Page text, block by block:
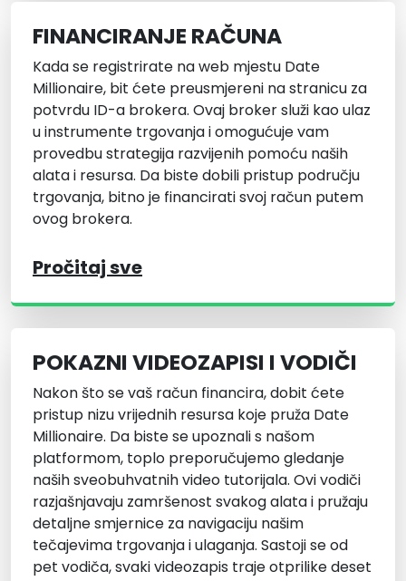
FINANCIRANJE RAČUNA
Kada se registrirate na web mjestu Date
Millionaire, bit ćete preusmjereni na stranicu za
potvrdu ID-a brokera. Ovaj broker služi kao ulaz
u instrumente trgovanja i omogućuje vam
provedbu strategija razvijenih pomoću naših
alata i resursa. Da biste dobili pristup području
trgovanja, bitno je financirati svoj račun putem
ovog brokera.
Pročitaj sve
POKAZNI VIDEOZAPISI I VODIČI
Nakon što se vaš račun financira, dobit ćete
pristup nizu vrijednih resursa koje pruža Date
Millionaire. Da biste se upoznali s našom
platformom, toplo preporučujemo gledanje
naših sveobuhvatnih video tutorijala. Ovi vodiči
razjašnjavaju zamršenost svakog alata i pružaju
detaljne smjernice za navigaciju našim
tečajevima trgovanja i ulaganja. Sastoji se od
pet vodiča, svaki videozapis traje otprilike deset